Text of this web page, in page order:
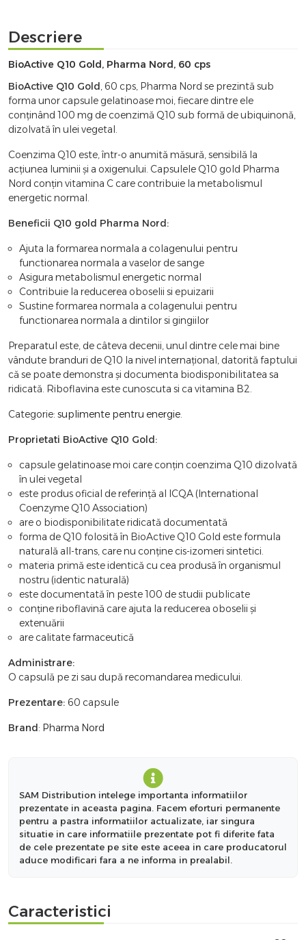
Descriere
BioActive Q10 Gold, Pharma Nord, 60 cps
BioActive Q10 Gold, 60 cps, Pharma Nord se prezintă sub
forma unor capsule gelatinoase moi, fiecare dintre ele
conţinând 100 mg de coenzimă Q10 sub formă de ubiquinonă,
dizolvată în ulei vegetal.
Coenzima Q10 este, într-o anumită măsură, sensibilă la
acţiunea luminii și a oxigenului. Capsulele Q10 gold Pharma
Nord conţin vitamina C care contribuie la metabolismul
energetic normal.
Beneficii Q10 gold Pharma Nord:
Ajuta la formarea normala a colagenului pentru
functionarea normala a vaselor de sange
Asigura metabolismul energetic normal
Contribuie la reducerea oboselii si epuizarii
Sustine formarea normala a colagenului pentru
functionarea normala a dintilor si gingiilor
Preparatul este, de câteva decenii, unul dintre cele mai bine
vândute branduri de Q10 la nivel internaţional, datorită faptului
că se poate demonstra și documenta biodisponibilitatea sa
ridicată. Riboflavina este cunoscuta si ca vitamina B2.
Categorie: suplimente pentru energie.
Proprietati BioActive Q10 Gold:
capsule gelatinoase moi care conţin coenzima Q10 dizolvată
în ulei vegetal
este produs oficial de referinţă al ICQA (International
Coenzyme Q10 Association)
are o biodisponibilitate ridicată documentată
forma de Q10 folosită în BioActive Q10 Gold este formula
naturală all-trans, care nu conţine cis-izomeri sintetici.
materia primă este identică cu cea produsă în organismul
nostru (identic naturală)
este documentată în peste 100 de studii publicate
conţine riboflavină care ajuta la reducerea oboselii și
extenuării
are calitate farmaceutică
Administrare:
O capsulă pe zi sau după recomandarea medicului.
Prezentare: 60 capsule
Brand: Pharma Nord
SAM Distribution intelege importanta informatiilor
prezentate in aceasta pagina. Facem eforturi permanente
pentru a pastra informatiilor actualizate, iar singura
situatie in care informatiile prezentate pot fi diferite fata
de cele prezentate pe site este aceea in care producatorul
aduce modificari fara a ne informa in prealabil.
Caracteristici